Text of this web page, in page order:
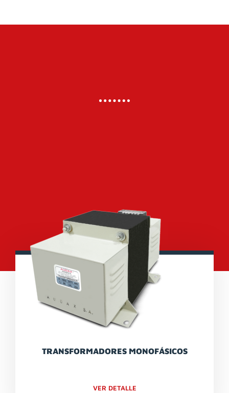
TRANSFORMADORES MONOFÁSICOS
VER DETALLE